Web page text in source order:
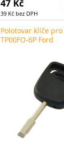
47 Kč
39 Kč bez DPH
Polotovar klíče
TP00FO-6P Ford